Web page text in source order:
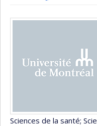
Sciences de la santé;